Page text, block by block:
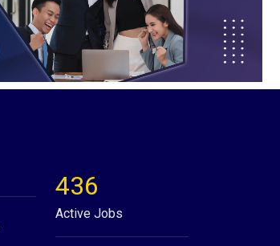
436
Active Jobs